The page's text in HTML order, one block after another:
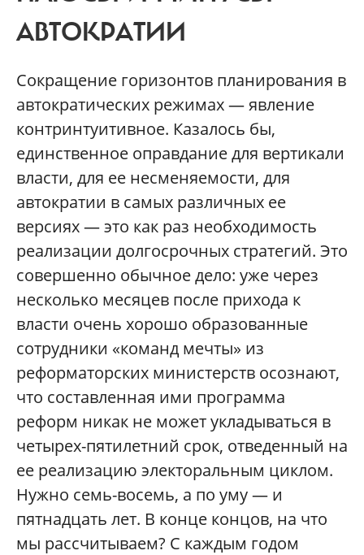
АВТОКРАТИИ
Сокращение горизонтов планирования в
автократических режимах — явление
контринтуитивное. Казалось бы,
единственное оправдание для вертикали
власти, для ее несменяемости, для
автократии в самых различных ее
версиях — это как раз необходимость
реализации долгосрочных стратегий. Это
совершенно обычное дело: уже через
несколько месяцев после прихода к
власти очень хорошо образованные
сотрудники «команд мечты» из
реформаторских министерств осознают,
что составленная ими программа
реформ никак не может укладываться в
четырех-пятилетний срок, отведенный на
ее реализацию электоральным циклом.
Нужно семь-восемь, а по уму — и
пятнадцать лет. В конце концов, на что
мы рассчитываем? С каждым годом